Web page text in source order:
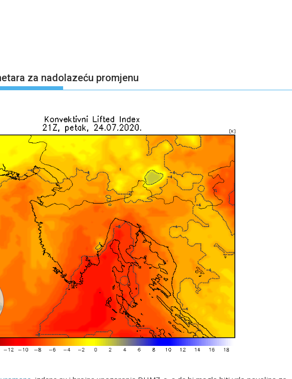
za nadolazeću promjenu